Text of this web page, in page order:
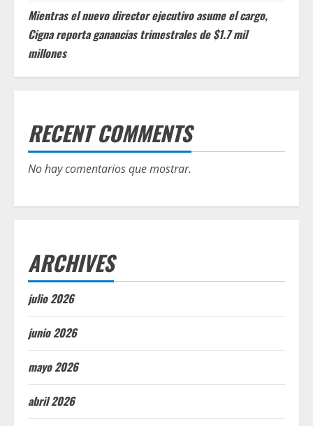
Mientras el nuevo director ejecutivo asume el cargo,
Cigna reporta ganancias trimestrales de $1.7 mil
millones
RECENT COMMENTS
No hay comentarios que mostrar.
ARCHIVES
julio 2026
junio 2026
mayo 2026
abril 2026